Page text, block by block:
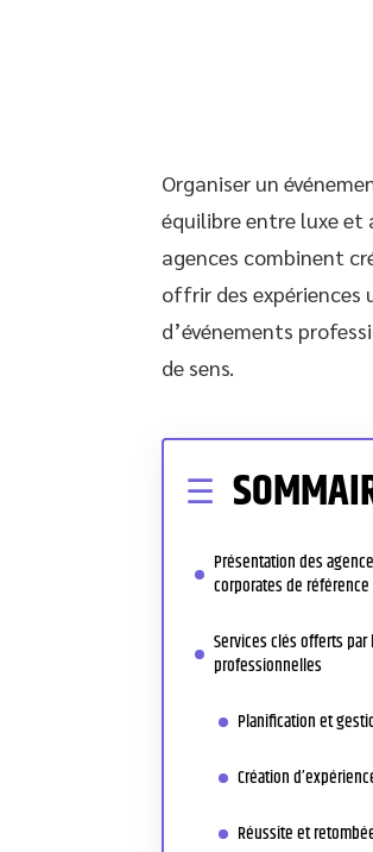
Organiser un
équilibre entre luxe et
agences combinent
offrir des expériences
d’événements
de sens.
Présentation des
corporates de référence
Services clés offerts
professionnelles
Planification et
Création
Réussite et